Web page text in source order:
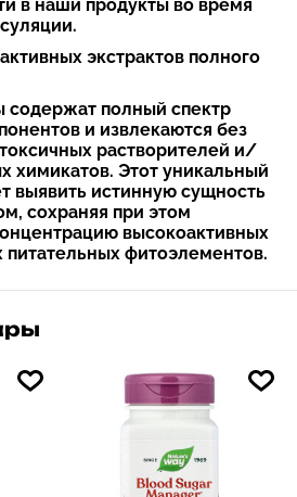
в наши продукты во время
экстрактов полного
содержат полный спектр
и извлекаются без
растворителей и/
химикатов. Этот уникальный
выявить истинную сущность
сохраняя при этом
высокоактивных
питательных фитоэлементов.